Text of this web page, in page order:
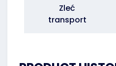
Zleć
transport